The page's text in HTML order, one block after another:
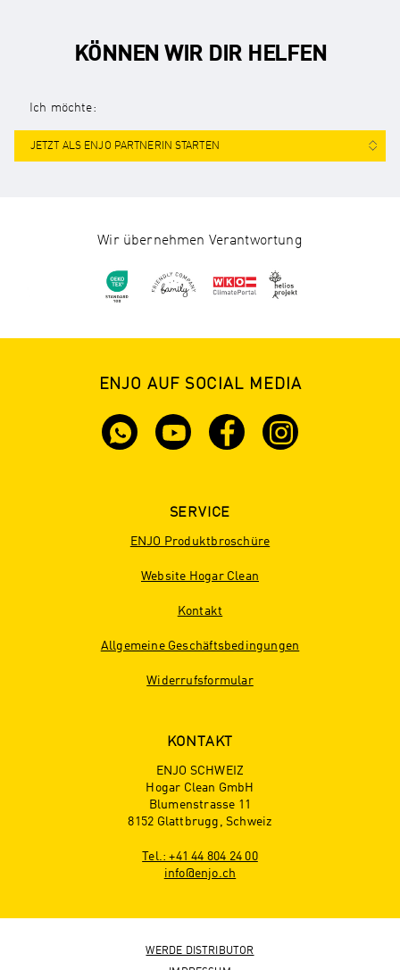
KÖNNEN WIR DIR HELFEN
Ich möchte:
JETZT ALS ENJO PARTNERIN STARTEN
Wir übernehmen Verantwortung
ENJO AUF SOCIAL MEDIA
SERVICE
ENJO Produktbroschüre
Website Hogar Clean
Kontakt
Allgemeine Geschäftsbedingungen
Widerrufsformular
KONTAKT
ENJO SCHWEIZ
Hogar Clean GmbH
Blumenstrasse 11
8152 Glattbrugg, Schweiz
Tel.: +41 44 804 24 00
info@enjo.ch
WERDE DISTRIBUTOR